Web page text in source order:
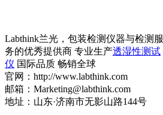
Labthink兰光，包装检测仪器与检测服
务的优秀提供商 专业生产透湿性测试
仪 国际品质 畅销全球
官网：http://www.labthink.com
邮箱：Marketing@labthink.com
地址：山东·济南市无影山路144号